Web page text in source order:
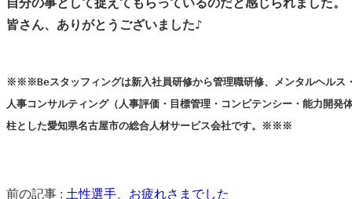
皆さん、ありがとうございました♪
※※※Beスタッフィングは新入社員研修から管理職研修、メンタルヘルス
人事コンサルティング（人事評価・目標管理・コンピテンシー・能力開発
柱とした愛知県名古屋市の総合人材サービス会社です。※※※
前の記事 : 土性選手、お疲れさまでした